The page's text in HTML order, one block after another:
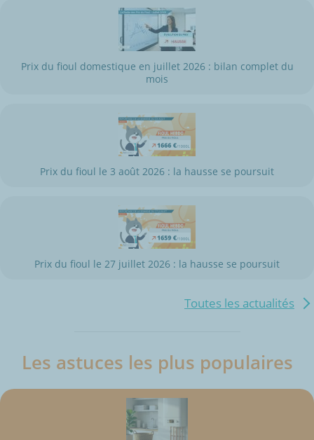
Prix du fioul domestique en juillet 2026 : bilan complet du
mois
Prix du fioul le 3 août 2026 : la hausse se poursuit
Prix du fioul le 27 juillet 2026 : la hausse se poursuit
Toutes les actualités
Les astuces les plus populaires